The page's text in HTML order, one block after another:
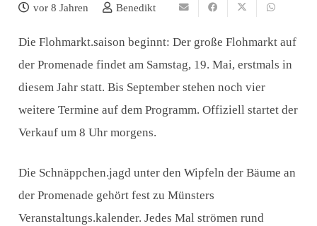
vor 8 Jahren Benedikt
Die Flohmarkt.saison beginnt: Der große Flohmarkt auf
der Promenade findet am Samstag, 19. Mai, erstmals in
diesem Jahr statt. Bis September stehen noch vier
weitere Termine auf dem Programm. Offiziell startet der
Verkauf um 8 Uhr morgens.
Die Schnäppchen.jagd unter den Wipfeln der Bäume an
der Promenade gehört fest zu Münsters
Veranstaltungs.kalender. Jedes Mal strömen rund